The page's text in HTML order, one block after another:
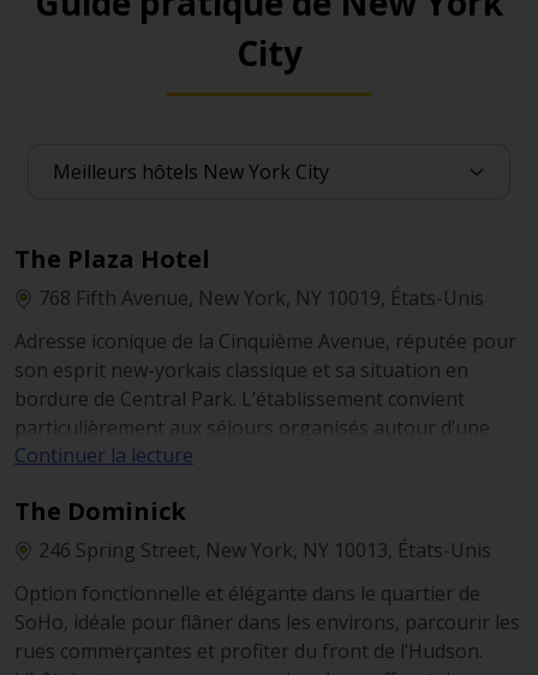
City
The Plaza Hotel
768 Fifth Avenue, New York, NY 10019, États-Unis
Adresse iconique de la Cinquième Avenue, réputée pour
son esprit new-yorkais classique et sa situation en
bordure de Central Park. L’établissement convient
particulièrement aux séjours organisés autour d’une
matinée au parc, d’un ensemble de musées et des
transversaux dans la ville. Les voyageurs le choisissent
pour son expérience haut de gamme entièrement
gastronomiques emblématiques, telles que le thé de
l’après-midi.
Continuer la lecture
The Dominick
246 Spring Street, New York, NY 10013, États-Unis
Option fonctionnelle et élégante dans le quartier de
SoHo, idéale pour flâner dans les environs, parcourir les
rues commerçantes et profiter du front de l’Hudson.